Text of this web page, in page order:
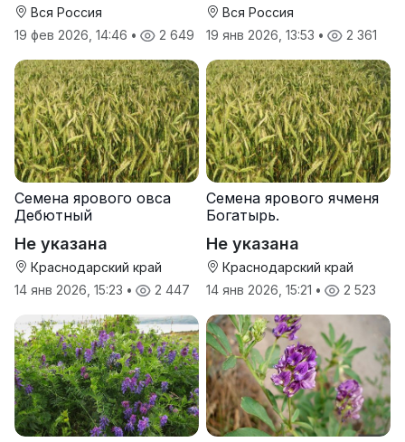
Вся Россия
19 фев 2026, 14:46 • 2 649
Вся Россия
19 янв 2026, 13:53 • 2 361
Семена ярового овса
Дебютный
Не указана
Краснодарский край
14 янв 2026, 15:23 • 2 447
Семена ярового ячменя
Богатырь.
Не указана
Краснодарский край
14 янв 2026, 15:21 • 2 523